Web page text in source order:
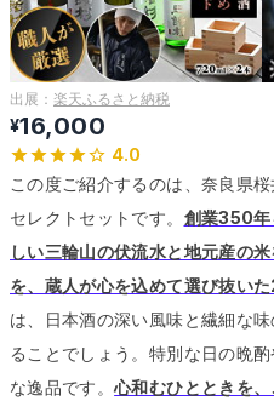
出展： 楽天ふるさと納税
¥16,000
4.0
この度ご紹介するのは、奈良県
セレクトセットです。 創業350年
しい三輪山の伏流水と地元産の
を、蔵人が心を込めて選び抜いた
は、日本酒の深い風味と繊細な
ることでしょう。 特別な日の晩
な逸品です。心和むひとときを